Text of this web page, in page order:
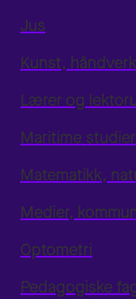
Jus
Kunst,
Lærer og
Maritime studier
Matematikk,
Medier,
Optometri
Pedagogiske